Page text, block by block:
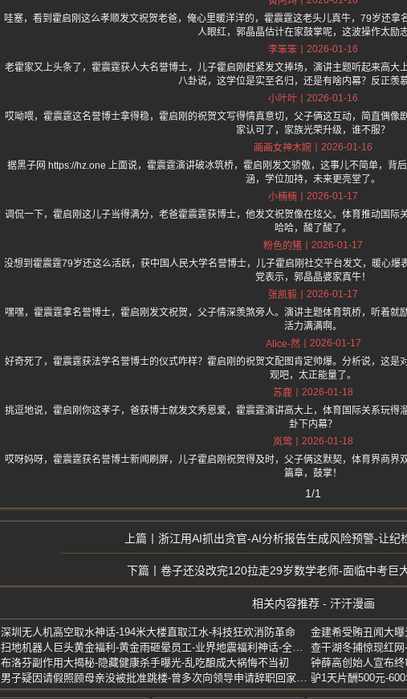
哇塞，看到霍启刚这么孝顺发文祝贺老爸，俺心里暖洋洋的，霍震霆这老头儿真牛，79岁还
人眼红，郭晶晶估计在家鼓掌呢，这波操作太励志
李笨笨
2026-01-16
老霍家又上头条了，霍震霆获人大名誉博士，儿子霍启刚赶紧发文捧场，演讲主题听起来高大
八卦说，这学位是实至名归，还是有啥内幕？反正羡慕
小叶叶
2026-01-16
哎呦喂，霍震霆这名誉博士拿得稳，霍启刚的祝贺文写得情真意切，父子俩这互动，简直偶像
家认可了，家族光荣升级，谁不服？
画画女神木婉
2026-01-16
据黑子网 https://hz.one 上面说，霍震霆演讲破冰筑桥，霍启刚发文骄傲，这事儿不简单，背
涵，学位加持，未来更亮堂了。
小楠楠
2026-01-17
调侃一下，霍启刚这儿子当得满分，老爸霍震霆获博士，他发文祝贺像在炫父。体育推动国际
哈哈，酸了酸了。
粉色的猪
2026-01-17
没想到霍震霆79岁还这么活跃，获中国人民大学名誉博士，儿子霍启刚社交平台发文，暖心
党表示，郭晶晶婆家真牛！
张凯毅
2026-01-17
嘿嘿，霍震霆拿名誉博士，霍启刚发文祝贺，父子情深羡煞旁人。演讲主题体育筑桥，听着就
活力满满啊。
Alice-然
2026-01-17
好奇死了，霍震霆获法学名誉博士的仪式咋样？霍启刚的祝贺文配图肯定帅爆。分析说，这是
观吧，太正能量了。
苏鹿
2026-01-18
挑逗地说，霍启刚你这孝子，爸获博士就发文秀恩爱，霍震霆演讲高大上，体育国际关系玩得
卦下内幕？
岚莺
2026-01-18
哎呀妈呀，霍震霆获名誉博士新闻刷屏，儿子霍启刚祝贺得及时，父子俩这默契，体育界商界
篇章，鼓掌！
1/1
浙江用AI抓出贪官-AI分析报告生成风险预警-让纪
卷子还没改完120拉走29岁数学老师-面临中考巨
相关内容推荐 - 汗汗漫画
深圳无人机高空取水神话-194米大楼直取江水-科技狂欢消防革命 金建希受贿丑闻大
布洛芬副作用大揭秘-隐藏健康杀手曝光-乱吃酿成大祸悔不当初
驴1天片酬500元-